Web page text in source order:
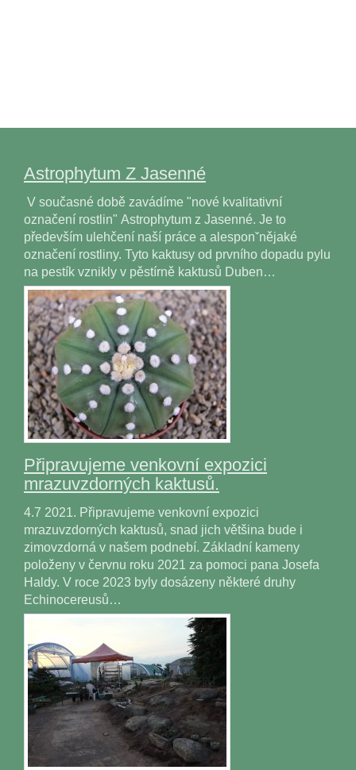
Astrophytum Z Jasenné
V současné době zavádíme "nové kvalitativní
označení rostlin" Astrophytum z Jasenné. Je to
především ulehčení naší práce a alesponˇnějaké
označení rostliny. Tyto kaktusy od prvního dopadu pylu
na pestík vznikly v pěstírně kaktusů Duben…
Připravujeme venkovní expozici
mrazuvzdorných kaktusů.
4.7 2021. Připravujeme venkovní expozici
mrazuvzdorných kaktusů, snad jich většina bude i
zimovzdorná v našem podnebí. Základní kameny
položeny v červnu roku 2021 za pomoci pana Josefa
Haldy. V roce 2023 byly dosázeny některé druhy
Echinocereusů…